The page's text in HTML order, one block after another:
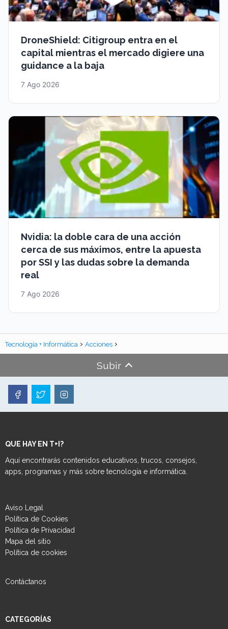
DroneShield: Citigroup entra en el
capital mientras el mercado digiere una
guidance a la baja
7 Ago 2026
Nvidia: la doble cara de una acción
cerca de sus máximos, entre la apuesta
por SSI y las dudas sobre la demanda
real
7 Ago 2026
Tecnología + Informática Acciones
Subir
QUE HAY EN T+I?
Aquí encontrarás contenidos educativos, trucos, consejos,
apps, programas y más sobre tecnología e informática.
Aviso Legal
Política de Cookies
Política de Privacidad
Mapa del sitio
Política de cookies
Contáctanos
CATEGORÍAS